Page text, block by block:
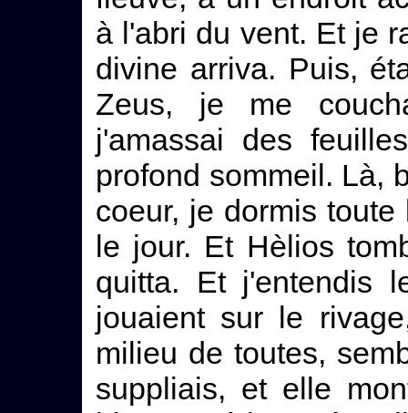
à l'abri du vent. Et je
divine arriva. Puis,
Zeus, je me
j'amassai des
profond sommeil. Là,
coeur, je dormis
le jour. Et Hèlios
quitta. Et j'entendis
jouaient sur le
milieu de toutes,
suppliais, et elle